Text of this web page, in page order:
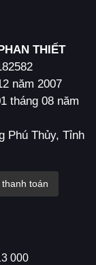
THIẾT
năm 2007
tháng 08 năm
Phú Thủy, Tỉnh
toán
000